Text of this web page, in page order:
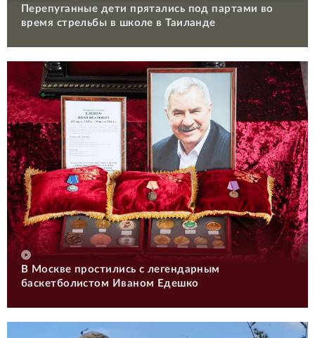
Перепуганные дети прятались под партами во
время стрельбы в школе в Таиланде
В Москве простились с легендарным
баскетболистом Иваном Едешко